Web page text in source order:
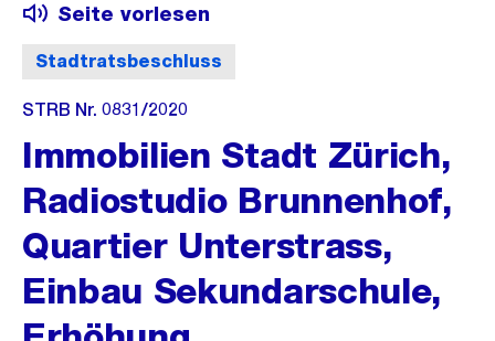
Stadtratsbeschluss
Seite vorlesen
STRB Nr. 0831/2020
Immobilien Stadt Zürich,
Radiostudio Brunnenhof,
Quartier Unterstrass,
Einbau Sekundarschule,